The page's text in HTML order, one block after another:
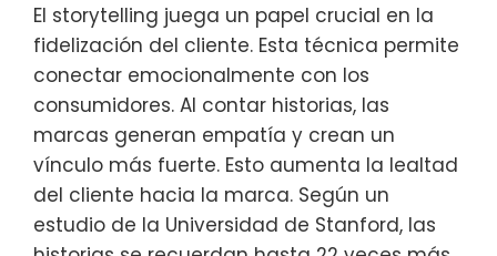
El storytelling juega un papel crucial en la
fidelización del cliente. Esta técnica permite
conectar emocionalmente con los
consumidores. Al contar historias, las
marcas generan empatía y crean un
vínculo más fuerte. Esto aumenta la lealtad
del cliente hacia la marca. Según un
estudio de la Universidad de Stanford, las